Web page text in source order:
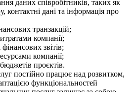
даних співробітників, таких як
контактні дані та інформація про
транзакцій;
компанії;
звітів;
компанії;
проєктів.
постійно працює над розвитком,
функціональностей